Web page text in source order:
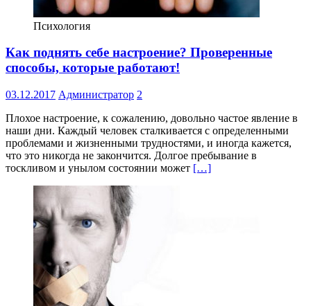
Психология
Как поднять себе настроение? Проверенные
способы, которые работают!
03.12.2017 Администратор 2
Плохое настроение, к сожалению, довольно частое явление в
наши дни. Каждый человек сталкивается с определенными
проблемами и жизненными трудностями, и иногда кажется,
что это никогда не закончится. Долгое пребывание в
тоскливом и унылом состоянии может […]